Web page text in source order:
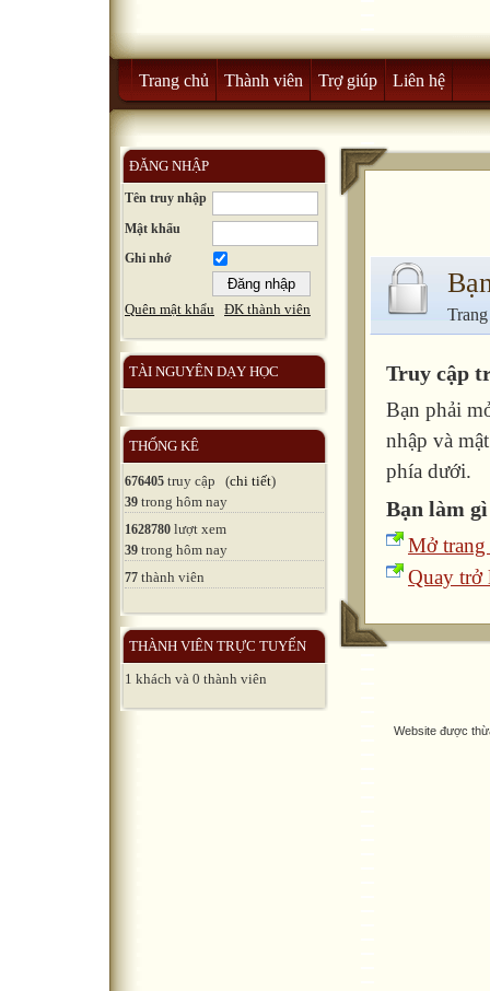
Trang chủ Thành viên Trợ giúp Liên hệ
ĐĂNG NHẬP
Tên truy nhập
Mật khẩu
Ghi nhớ
Quên mật khẩu ĐK thành viên
TÀI NGUYÊN DẠY HỌC
THỐNG KÊ
676405 truy cập (chi tiết)
39 trong hôm nay
1628780 lượt xem
39 trong hôm nay
77 thành viên
THÀNH VIÊN TRỰC TUYẾN
1 khách và 0 thành viên
Truy cập
Bạn phải
nhập và
phía dưới.
Bạn làm
Mở trang
Quay trở
Website được